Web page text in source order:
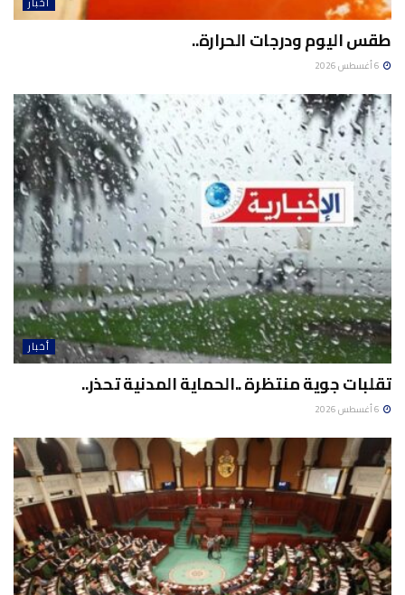
طقس اليوم ودرجات الحرارة..
أخبار
تقلبات جوية منتظرة ..الحماية المدنية تحذر..